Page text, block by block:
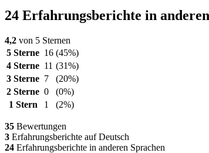
24 Erfahrungsberichte in
4,2 von 5 Sternen
5 Sterne 16 (45%)
4 Sterne 11 (31%)
3 Sterne 7
(20%)
2 Sterne 0
(0%)
1 Stern
1 (2%)
35 Bewertungen
3 Erfahrungsberichte auf Deutsch
24 Erfahrungsberichte in anderen Sprachen